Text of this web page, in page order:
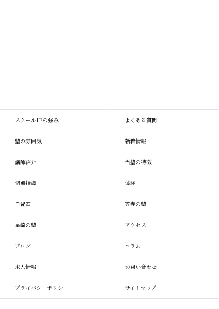
スクールIEの強み よくある質問
塾の雰囲気 新着情報
講師紹介 当塾の特徴
個別指導 体験
自習室 笠寺の塾
星崎の塾 アクセス
ブログ コラム
求人情報 お問い合わせ
プライバシーポリシー サイトマップ